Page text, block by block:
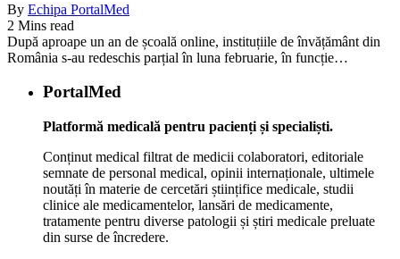
By Echipa PortalMed
2 Mins read
După aproape un an de școală online, instituțiile de învățământ din
România s-au redeschis parțial în luna februarie, în funcție…
PortalMed
Platformă medicală pentru pacienți și specialiști.
Conținut medical filtrat de medicii colaboratori, editoriale
semnate de personal medical, opinii internaționale, ultimele
noutăți în materie de cercetări științifice medicale, studii
clinice ale medicamentelor, lansări de medicamente,
tratamente pentru diverse patologii și știri medicale preluate
din surse de încredere.